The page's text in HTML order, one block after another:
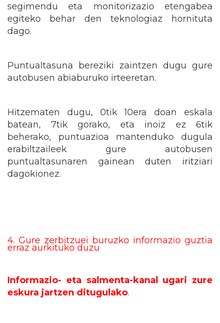
segimendu eta monitorizazio etengabea
egiteko behar den teknologiaz hornituta
dago.
Puntualtasuna bereziki zaintzen dugu gure
autobusen abiaburuko irteeretan.
Hitzematen dugu, 0tik 10era doan eskala
batean, 7tik gorako, eta inoiz ez 6tik
beherako, puntuazioa mantenduko dugula
erabiltzaileek gure autobusen
puntualtasunaren gainean duten iritziari
dagokionez.
4. Gure zerbitzuei buruzko informazio guztia
erraz aurkituko duzu
Informazio- eta salmenta-kanal ugari zure
eskura jartzen ditugulako.